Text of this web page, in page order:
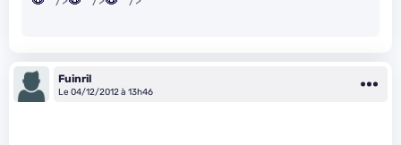
Fuinril
Le 04/12/2012 à 13h46